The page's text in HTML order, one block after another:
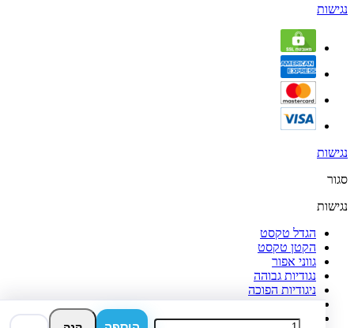
נגישות
נגישות
סגור
נגישות
הגדל טקסט
הקטן טקסט
גווני אפור
נגודיות גבוהה
ניגודיות הפוכה
רקע בהיר
הדגשת קישורים